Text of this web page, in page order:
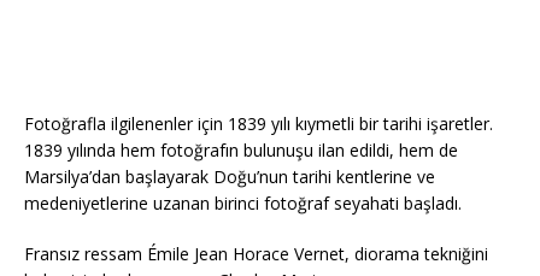
Fotoğrafla ilgilenenler için 1839 yılı kıymetli bir tarihi işaretler.
1839 yılında hem fotoğrafın bulunuşu ilan edildi, hem de
Marsilya’dan başlayarak Doğu’nun tarihi kentlerine ve
medeniyetlerine uzanan birinci fotoğraf seyahati başladı.
Fransız ressam Émile Jean Horace Vernet, diorama tekniğini